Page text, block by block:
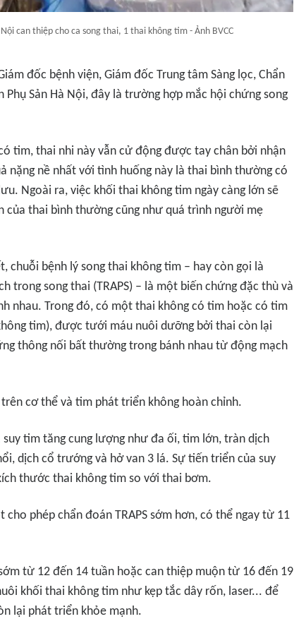
can thiệp cho ca song thai, 1 thai không tim - Ảnh BVCC
đốc bệnh viện, Giám đốc Trung tâm Sàng lọc, Chẩn
Sản Hà Nội, đây là trường hợp mắc hội chứng song
tim, thai nhi này vẫn cử động được tay chân bởi nhận
nặng nề nhất với tình huống này là thai bình thường có
Ngoài ra, việc khối thai không tim ngày càng lớn sẽ
của thai bình thường cũng như quá trình người mẹ
chuỗi bệnh lý song thai không tim – hay còn gọi là
trong song thai (TRAPS) – là một biến chứng đặc thù và
nhau. Trong đó, có một thai không có tim hoặc có tim
tim), được tưới máu nuôi dưỡng bởi thai còn lại
thông nối bất thường trong bánh nhau từ động mạch
cơ thể và tim phát triển không hoàn chỉnh.
tim tăng cung lượng như đa ối, tim lớn, tràn dịch
dịch cổ trướng và hở van 3 lá. Sự tiến triển của suy
thước thai không tim so với thai bơm.
phép chẩn đoán TRAPS sớm hơn, có thể ngay từ 11
từ 12 đến 14 tuần hoặc can thiệp muộn từ 16 đến 19
khối thai không tim như kẹp tắc dây rốn, laser... để
lại phát triển khỏe mạnh.